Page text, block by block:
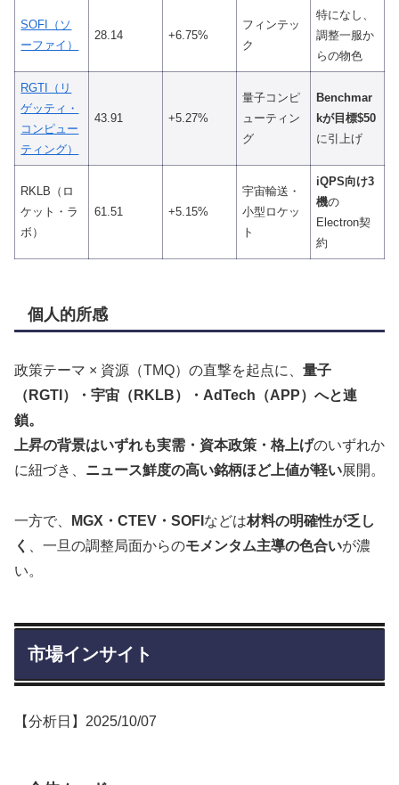
SOFI（ソ
ーファイ）
28.14 +6.75%
フィンテッ
ク
特になし、
調整一服か
らの物色
RGTI（リ
ゲッティ・
コンピュー
ティング）
43.91 +5.27%
量子コンピ
ューティン
グ
Benchmar
kが目標$50
に引上げ
RKLB（ロ
ケット・ラ
ボ）
61.51 +5.15%
宇宙輸送・
小型ロケッ
ト
iQPS向け3
機の
Electron契
約
個人的所感
政策テーマ × 資源（TMQ）の直撃を起点に、 量子
（RGTI）・宇宙（RKLB）・AdTech（APP）へと連
鎖。
上昇の背景はいずれも実需・資本政策・格上げのいずれか
に紐づき、 ニュース鮮度の高い銘柄ほど上値が軽い展開。
一方で、 MGX・CTEV・SOFI などは材料の明確性が乏し
く
、一旦の調整局面からのモメンタム主導の色合いが濃
い。
市場インサイト
【分析日】2025/10/07